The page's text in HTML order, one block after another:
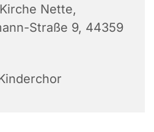
Nette,
Straße 9, 44359